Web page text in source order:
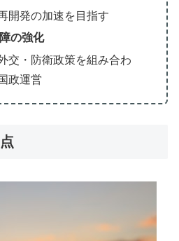
開発の加速を目指す
の強化
交・防衛政策を組み合わ
政運営